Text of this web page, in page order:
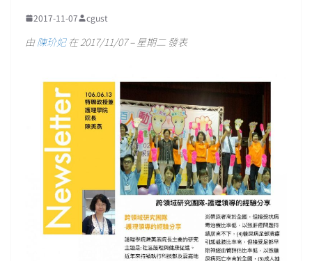
2017-11-07 cgust
由陳玠妃在 2017/11/07 – 星期二 發表